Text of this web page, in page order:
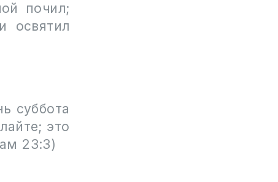
почил;
освятил
суббота
это
23:3)